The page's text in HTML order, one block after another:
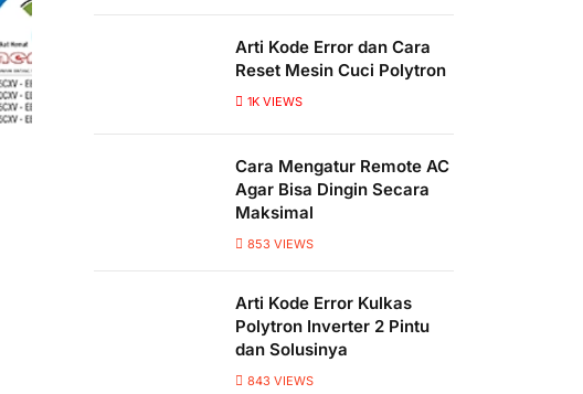
Arti Kode Error dan Cara
Reset Mesin Cuci Polytron
1K VIEWS
Cara Mengatur Remote AC
Agar Bisa Dingin Secara
Maksimal
853 VIEWS
Arti Kode Error Kulkas
Polytron Inverter 2 Pintu
dan Solusinya
843 VIEWS